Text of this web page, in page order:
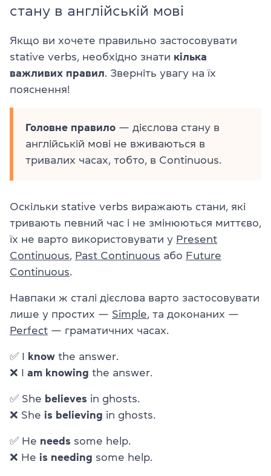
стану в англійській мові
Якщо ви хочете правильно застосовувати
stative verbs, необхідно знати кілька
важливих правил. Зверніть увагу на їх
пояснення!
Головне правило — дієслова стану в
англійській мові не вживаються в
тривалих часах, тобто, в Continuous.
Оскільки stative verbs виражають стани, які
тривають певний час і не змінюються миттєво,
їх не варто використовувати у Present
Continuous, Past Continuous або Future
Continuous.
Навпаки ж сталі дієслова варто застосовувати
лише у простих — Simple, та доконаних —
Perfect — граматичних часах.
✅ I know the answer.
❌ I am knowing the answer.
✅ She believes in ghosts.
❌ She is believing in ghosts.
✅ He needs some help.
❌ He is needing some help.